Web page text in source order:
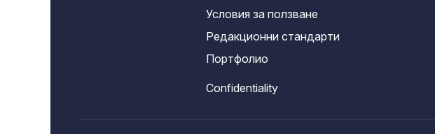
Условия за ползване
Редакционни стандарти
Портфолио
Confidentiality